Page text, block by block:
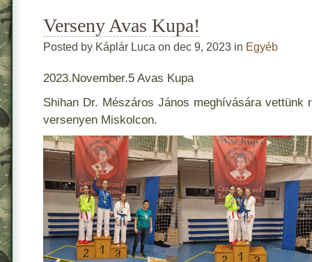
Verseny Avas Kupa!
Posted by Káplár Luca on dec 9, 2023 in Egyéb
2023.November.5 Avas Kupa
Shihan Dr. Mészáros János meghívására vettünk
versenyen Miskolcon.